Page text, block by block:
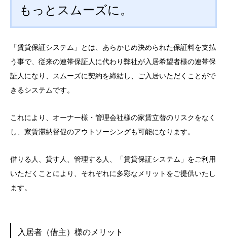
もっとスムーズに。
「賃貸保証システム」とは、あらかじめ決められた保証料を支払
う事で、従来の連帯保証人に代わり弊社が入居希望者様の連帯保
証人になり、スムーズに契約を締結し、ご入居いただくことがで
きるシステムです。
これにより、オーナー様・管理会社様の家賃立替のリスクをなく
し、家賃滞納督促のアウトソーシングも可能になります。
借りる人、貸す人、管理する人、「賃貸保証システム」をご利用
いただくことにより、それぞれに多彩なメリットをご提供いたし
ます。
入居者（借主）様のメリット